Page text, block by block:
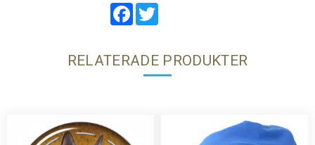
Facebook
RELATERADE PRODUKTER